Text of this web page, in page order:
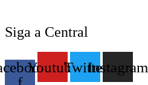
Siga a Central
YoutubeTwitterInstagram